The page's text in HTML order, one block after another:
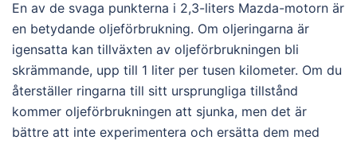
En av de svaga punkterna i 2,3-liters Mazda-motorn är
en betydande oljeförbrukning. Om oljeringarna är
igensatta kan tillväxten av oljeförbrukningen bli
skrämmande, upp till 1 liter per tusen kilometer. Om du
återställer ringarna till sitt ursprungliga tillstånd
kommer oljeförbrukningen att sjunka, men det är
bättre att inte experimentera och ersätta dem med